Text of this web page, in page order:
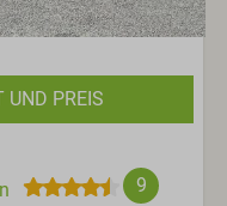
UND PREIS
9